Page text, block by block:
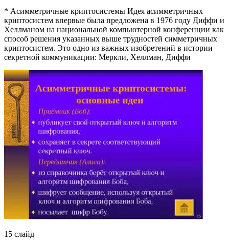
* Асимметричные криптосистемы Идея асимметричных
криптосистем впервые была предложена в 1976 году Диффи и
Хеллманом на национальной компьютерной конференции как
способ решения указанных выше трудностей симметричных
криптосистем. Это одно из важных изобретений в истории
секретной коммуникации: Меркли, Хеллман, Диффи
15 слайд